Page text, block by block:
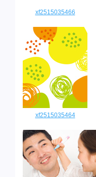
xf2515035466
xf2515035464